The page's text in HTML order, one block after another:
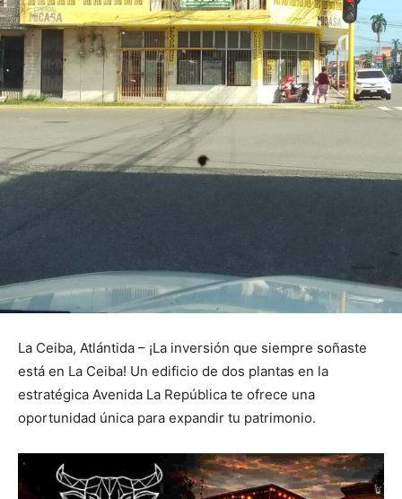
La Ceiba, Atlántida – ¡La inversión que siempre soñaste
está en La Ceiba! Un edificio de dos plantas en la
estratégica Avenida La República te ofrece una
oportunidad única para expandir tu patrimonio.